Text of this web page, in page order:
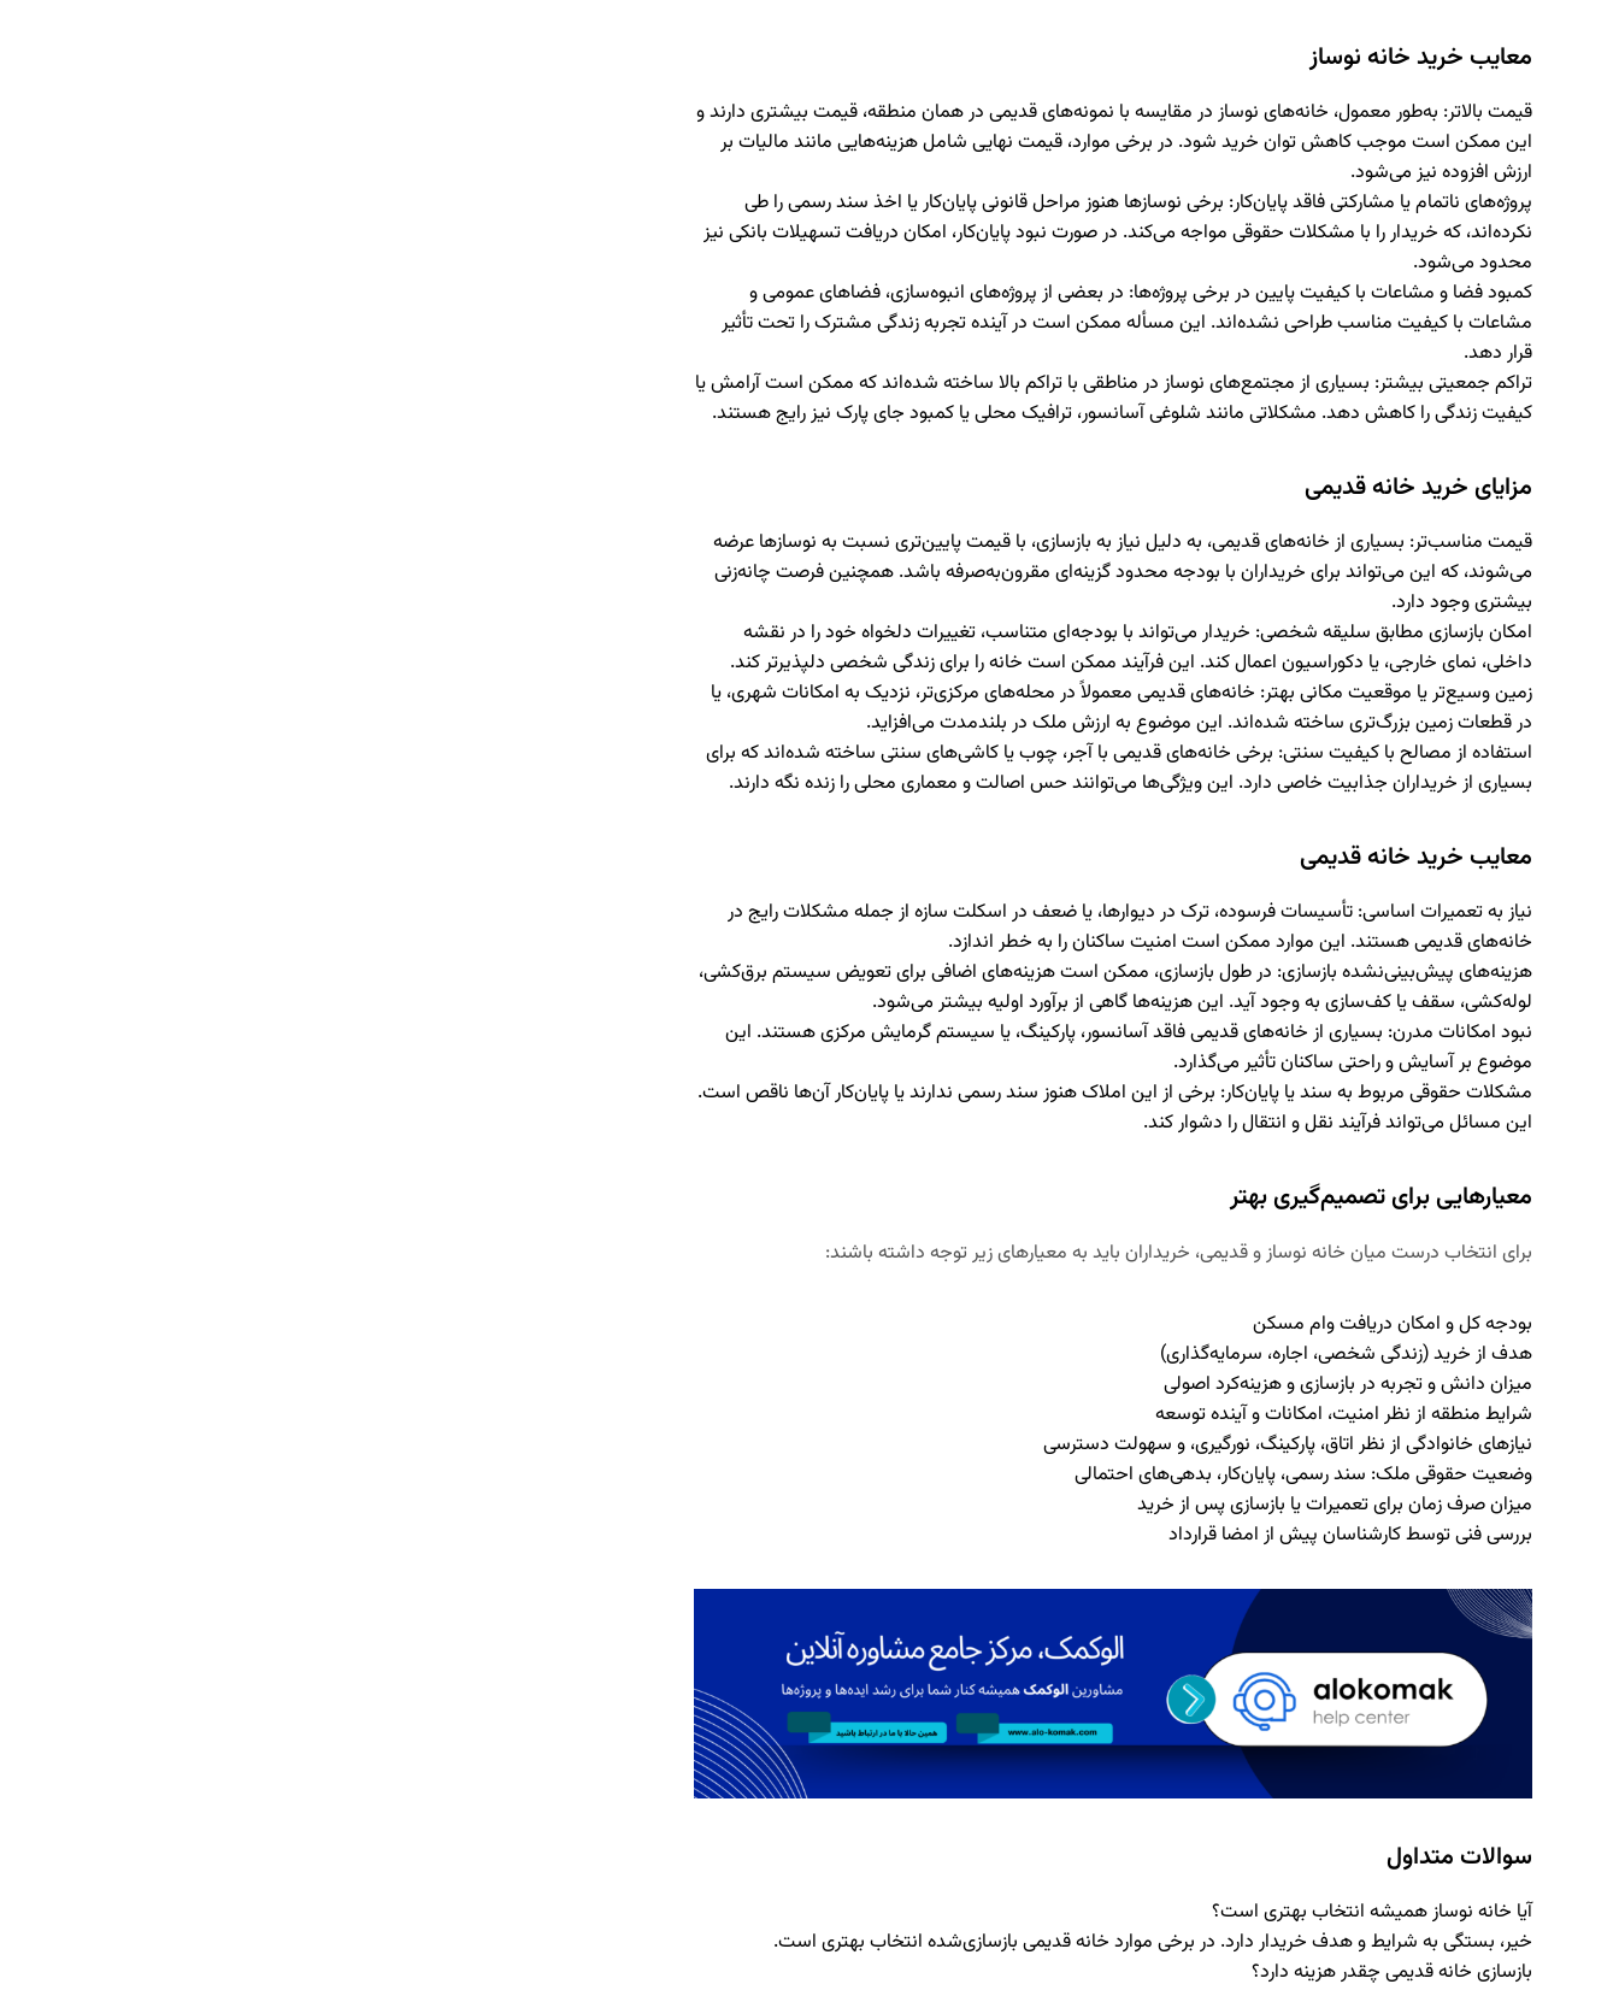
معایب خرید خانه نوساز
قیمت بالاتر: به‌طور معمول، خانه‌های نوساز در مقایسه با نمونه‌های قدیمی در همان منطقه، قیمت بیشتری دارند و
این ممکن است موجب کاهش توان خرید شود. در برخی موارد، قیمت نهایی شامل هزینه‌هایی مانند مالیات بر
ارزش افزوده نیز می‌شود.
پروژه‌های ناتمام یا مشارکتی فاقد پایان‌کار: برخی نوسازها هنوز مراحل قانونی پایان‌کار یا اخذ سند رسمی را طی
نکرده‌اند، که خریدار را با مشکلات حقوقی مواجه می‌کند. در صورت نبود پایان‌کار، امکان دریافت تسهیلات بانکی نیز
محدود می‌شود.
کمبود فضا و مشاعات با کیفیت پایین در برخی پروژه‌ها: در بعضی از پروژه‌های انبوه‌سازی، فضاهای عمومی و
مشاعات با کیفیت مناسب طراحی نشده‌اند. این مسأله ممکن است در آینده تجربه زندگی مشترک را تحت تأثیر
قرار دهد.
تراکم جمعیتی بیشتر: بسیاری از مجتمع‌های نوساز در مناطقی با تراکم بالا ساخته شده‌اند که ممکن است آرامش یا
کیفیت زندگی را کاهش دهد. مشکلاتی مانند شلوغی آسانسور، ترافیک محلی یا کمبود جای پارک نیز رایج هستند.
مزایای خرید خانه قدیمی
قیمت مناسب‌تر: بسیاری از خانه‌های قدیمی، به دلیل نیاز به بازسازی، با قیمت پایین‌تری نسبت به نوسازها عرضه
می‌شوند، که این می‌تواند برای خریداران با بودجه محدود گزینه‌ای مقرون‌به‌صرفه باشد. همچنین فرصت چانه‌زنی
بیشتری وجود دارد.
امکان بازسازی مطابق سلیقه شخصی: خریدار می‌تواند با بودجه‌ای متناسب، تغییرات دلخواه خود را در نقشه
داخلی، نمای خارجی، یا دکوراسیون اعمال کند. این فرآیند ممکن است خانه را برای زندگی شخصی دلپذیرتر کند.
زمین وسیع‌تر یا موقعیت مکانی بهتر: خانه‌های قدیمی معمولاً در محله‌های مرکزی‌تر، نزدیک به امکانات شهری، یا
در قطعات زمین بزرگ‌تری ساخته شده‌اند. این موضوع به ارزش ملک در بلندمدت می‌افزاید.
استفاده از مصالح با کیفیت سنتی: برخی خانه‌های قدیمی با آجر، چوب یا کاشی‌های سنتی ساخته شده‌اند که برای
بسیاری از خریداران جذابیت خاصی دارد. این ویژگی‌ها می‌توانند حس اصالت و معماری محلی را زنده نگه دارند.
معایب خرید خانه قدیمی
نیاز به تعمیرات اساسی: تأسیسات فرسوده، ترک در دیوارها، یا ضعف در اسکلت سازه از جمله مشکلات رایج در
خانه‌های قدیمی هستند. این موارد ممکن است امنیت ساکنان را به خطر اندازد.
هزینه‌های پیش‌بینی‌نشده بازسازی: در طول بازسازی، ممکن است هزینه‌های اضافی برای تعویض سیستم برق‌کشی،
لوله‌کشی، سقف یا کف‌سازی به وجود آید. این هزینه‌ها گاهی از برآورد اولیه بیشتر می‌شود.
نبود امکانات مدرن: بسیاری از خانه‌های قدیمی فاقد آسانسور، پارکینگ، یا سیستم گرمایش مرکزی هستند. این
موضوع بر آسایش و راحتی ساکنان تأثیر می‌گذارد.
مشکلات حقوقی مربوط به سند یا پایان‌کار: برخی از این املاک هنوز سند رسمی ندارند یا پایان‌کار آن‌ها ناقص است.
این مسائل می‌تواند فرآیند نقل و انتقال را دشوار کند.
معیارهایی برای تصمیم‌گیری بهتر
برای انتخاب درست میان خانه نوساز و قدیمی، خریداران باید به معیارهای زیر توجه داشته باشند:
بودجه کل و امکان دریافت وام مسکن
هدف از خرید (زندگی شخصی، اجاره، سرمایه‌گذاری)
میزان دانش و تجربه در بازسازی و هزینه‌کرد اصولی
شرایط منطقه از نظر امنیت، امکانات و آینده توسعه
نیازهای خانوادگی از نظر اتاق، پارکینگ، نورگیری، و سهولت دسترسی
وضعیت حقوقی ملک: سند رسمی، پایان‌کار، بدهی‌های احتمالی
میزان صرف زمان برای تعمیرات یا بازسازی پس از خرید
بررسی فنی توسط کارشناسان پیش از امضا قرارداد
سوالات متداول
آیا خانه نوساز همیشه انتخاب بهتری است؟
خیر، بستگی به شرایط و هدف خریدار دارد. در برخی موارد خانه قدیمی بازسازی‌شده انتخاب بهتری است.
بازسازی خانه قدیمی چقدر هزینه دارد؟